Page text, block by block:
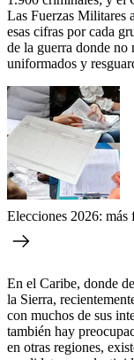
Las Fuerzas Militares
esas cifras por cada
de la guerra donde no
uniformados y
Elecciones 2026: más
En el Caribe, donde
la Sierra,
con muchos de sus
también hay
en otras regiones,